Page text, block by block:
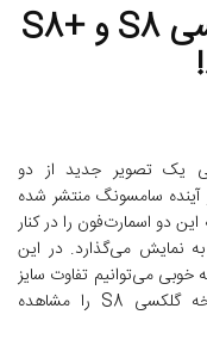
یک تصویر جدید از گلکسی S8 و +S8
یک تصویر جدید از دو
آینده سامسونگ منتشر شده
دو اسمارت‌فون را در کنار
به نمایش می‌گذارد. در این
خوبی می‌توانیم تفاوت سایز
دو نسخه گلکسی S8 را مشاهده